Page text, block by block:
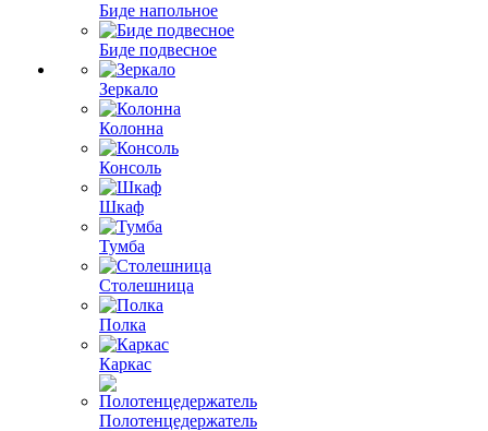
Биде напольное
Биде подвесное
Зеркало
Колонна
Консоль
Шкаф
Тумба
Столешница
Полка
Каркас
Полотенцедержатель